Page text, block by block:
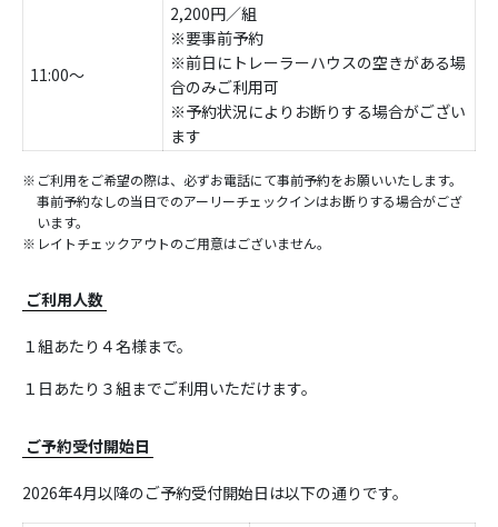
11:00～
2,200円／組
※要事前予約
※前日にトレーラーハウスの空きがある場
合のみご利用可
※予約状況によりお断りする場合がござい
ます
ご利用をご希望の際は、必ずお電話にて事前予約をお願いいたします。
事前予約なしの当日でのアーリーチェックインはお断りする場合がござ
います。
レイトチェックアウトのご用意はございません。
ご利用人数
１組あたり４名様まで。
１日あたり３組までご利用いただけます。
ご予約受付開始日
2026年4月以降のご予約受付開始日は以下の通りです。